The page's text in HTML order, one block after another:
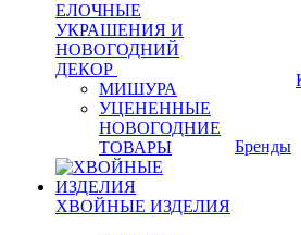
ЕЛОЧНЫЕ
УКРАШЕНИЯ И
НОВОГОДНИЙ
ДЕКОР
МИШУРА
УЦЕНЕННЫЕ
НОВОГОДНИЕ
ТОВАРЫ
ХВОЙНЫЕ ИЗДЕЛИЯ
Бренды